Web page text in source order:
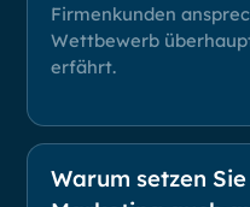
Firmenkunden
Wettbewerb
erfährt.
Warum setzen